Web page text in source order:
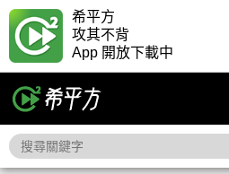
希平方
攻其不背
App 開放下載中